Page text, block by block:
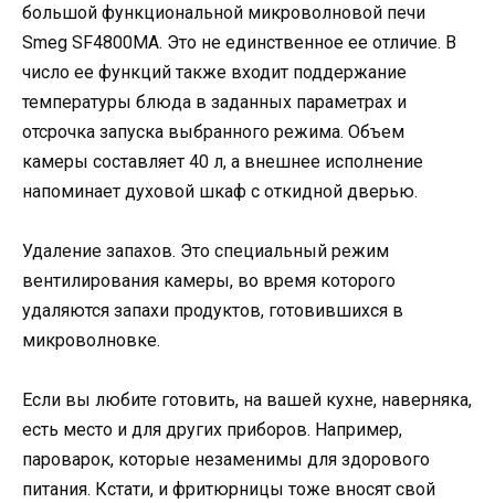
большой функциональной микроволновой печи
Smeg SF4800MA. Это не единственное ее отличие. В
число ее функций также входит поддержание
температуры блюда в заданных параметрах и
отсрочка запуска выбранного режима. Объем
камеры составляет 40 л, а внешнее исполнение
напоминает духовой шкаф с откидной дверью.
Удаление запахов. Это специальный режим
вентилирования камеры, во время которого
удаляются запахи продуктов, готовившихся в
микроволновке.
Если вы любите готовить, на вашей кухне, наверняка,
есть место и для других приборов. Например,
пароварок, которые незаменимы для здорового
питания. Кстати, и фритюрницы тоже вносят свой